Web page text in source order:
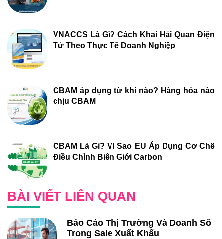
VNACCS Là Gì? Cách Khai Hải Quan Điện
Tử Theo Thực Tế Doanh Nghiệp
CBAM áp dụng từ khi nào? Hàng hóa nào
chịu CBAM
CBAM Là Gì? Vì Sao EU Áp Dụng Cơ Chế
Điều Chỉnh Biên Giới Carbon
BÀI VIẾT LIÊN QUAN
Báo Cáo Thị Trường Và Doanh Số
Trong Sale Xuất Khẩu